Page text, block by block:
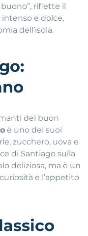
riflette il
e dolce,
dell’isola.
del buon
è uno dei suoi
zucchero, uova e
di Santiago sulla
deliziosa, ma è un
e l’appetito